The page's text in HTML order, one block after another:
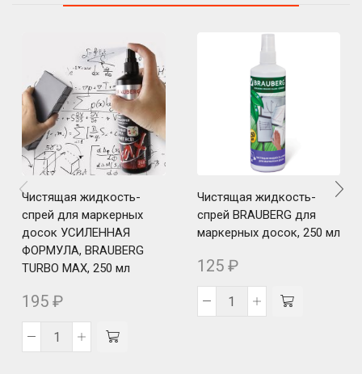
Чистящая жидкость-
спрей для маркерных
досок УСИЛЕННАЯ
ФОРМУЛА, BRAUBERG
TURBO MAX, 250 мл
195 ₽
Чистящая жидкость-
спрей BRAUBERG для
маркерных досок, 250 мл
125 ₽